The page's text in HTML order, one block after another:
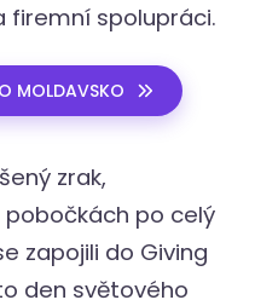
firemní spolupráci.
MOLDAVSKO
zrak,
po celý
zapojili do Giving
den světového